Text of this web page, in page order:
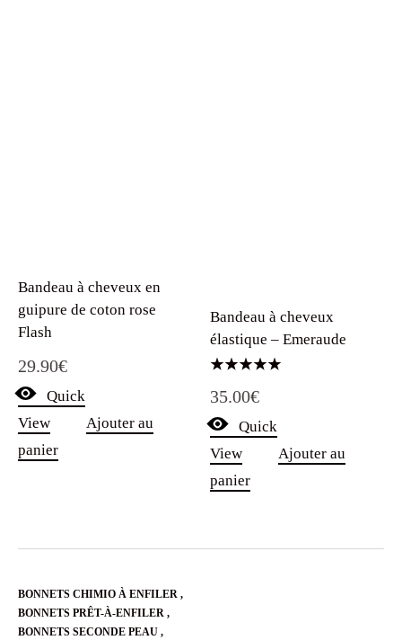
Bandeau à cheveux en
guipure de coton rose
Flash
29.90€
Quick
View
Ajouter au
panier
Bandeau à cheveux
élastique – Emeraude
5.00
35.00€
Quick
View
Ajouter au
panier
BONNETS CHIMIO À ENFILER ,
BONNETS PRÊT-À-ENFILER ,
BONNETS SECONDE PEAU ,